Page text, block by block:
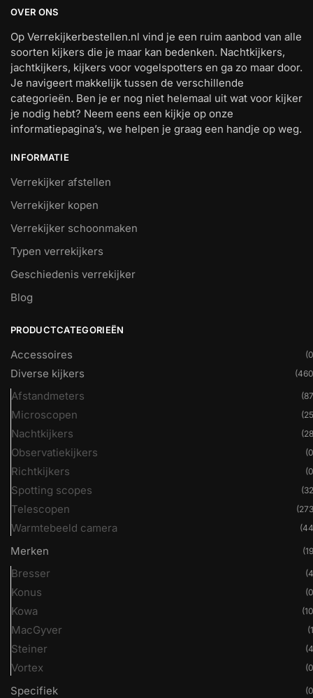
OVER ONS
Op Verrekijkerbestellen.nl vind je een ruim aanbod van alle
soorten kijkers die je maar kan bedenken. Nachtkijkers,
jachtkijkers, kijkers voor vogelspotters en ga zo maar door.
Je navigeert makkelijk tussen de verschillende
categorieën. Ben je er nog niet helemaal uit wat voor kijker
je nodig hebt? Neem eens een kijkje op onze
informatiepagina’s, we helpen je graag een handje op weg.
INFORMATIE
Verrekijker afstellen
Verrekijker kopen
Verrekijker schoonmaken
Typen verrekijkers
Geschiedenis verrekijker
Blog
PRODUCTCATEGORIEËN
Accessoires
Diverse kijkers
Afstandmeters
Microscopen
Nachtkijkers
Observatiekijkers
Richtkijkers
Spotting scopes
Telescopen
Warmtebeeld camera
Merken
Bresser
Konus
Kowa
MacGyver
Steiner
Vortex
Specifiek